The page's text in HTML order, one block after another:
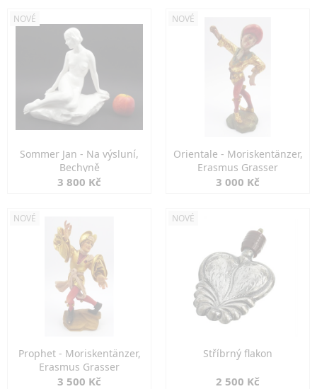
NOVÉ
Sommer Jan - Na výsluní,
Bechyně
3 800 Kč
NOVÉ
Orientale - Moriskentänzer,
Erasmus Grasser
3 000 Kč
NOVÉ
Prophet - Moriskentänzer,
Erasmus Grasser
3 500 Kč
NOVÉ
Stříbrný flakon
2 500 Kč